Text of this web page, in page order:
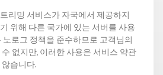
리밍 서비스가 자국에서 제공하지
위해 다른 국가에 있는 서버를 사용
로그 정책을 준수하므로 고객님의
없지만, 이러한 사용은 서비스 약관
습니다.